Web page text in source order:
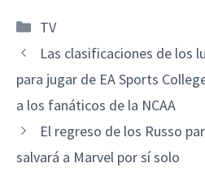
Categorías
TV
Las clasificaciones de los
para jugar de EA Sports
a los fanáticos de la NCAA
El regreso de los Russo
salvará a Marvel por sí solo